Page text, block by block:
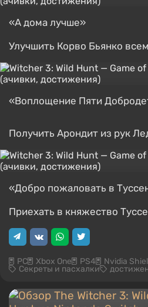
«А дома лучше»
Улучшить Корво Бьянко
«Воплощение Пяти
Получить Арондит из рук
«Добро пожаловать в
Приехать в княжество
PC Xbox One PS4 Nvidia
Секреты и пасхалки